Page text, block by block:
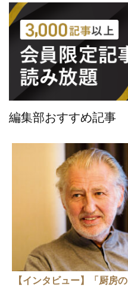
編集部おすすめ記事
【インタビュー】「厨房の